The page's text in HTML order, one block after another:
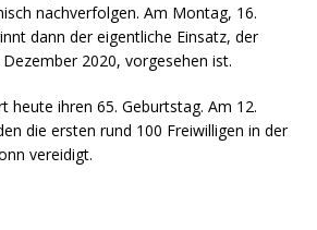
nachverfolgen. Am Montag, 16.
dann der eigentliche Einsatz, der
2020, vorgesehen ist.
heute ihren 65. Geburtstag. Am 12.
die ersten rund 100 Freiwilligen in der
vereidigt.